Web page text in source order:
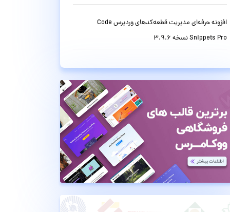
افزونه حرفه‌ای مدیریت قطعه‌کدهای وردپرس Code
Snippets Pro نسخه 3.9.6